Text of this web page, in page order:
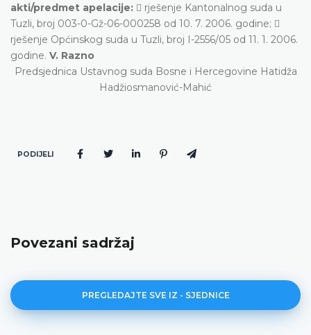
akti/predmet apelacije:  rješenje Kantonalnog suda u
Tuzli, broj 003-0-Gž-06-000258 od 10. 7. 2006. godine; 
rješenje Općinskog suda u Tuzli, broj I-2556/05 od 11. 1. 2006.
godine. V. Razno
Predsjednica Ustavnog suda Bosne i Hercegovine Hatidža
Hadžiosmanović-Mahić
PODIJELI
Povezani sadržaj
PREGLEDAJTE SVE IZ - SJEDNICE